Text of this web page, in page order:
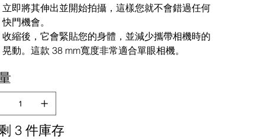
立即將其伸出並開始拍攝，這樣您就不會錯過任何
快門機會。
收縮後，它會緊貼您的身體，並減少攜帶相機時的
晃動。這款 38 mm寬度非常適合單眼相機。
3 件庫存